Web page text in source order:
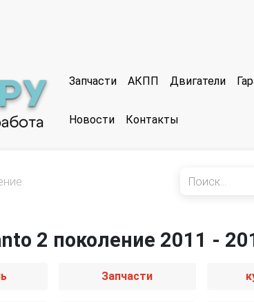
Запчасти АКПП Двигатели
Новости Контакты
2 поколение 2011 -
Запчасти